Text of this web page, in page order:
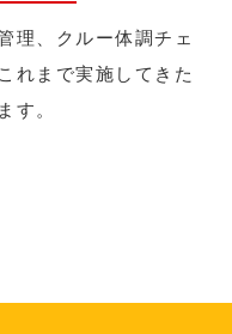
理、クルー体調チェ
れまで実施してきた
す。